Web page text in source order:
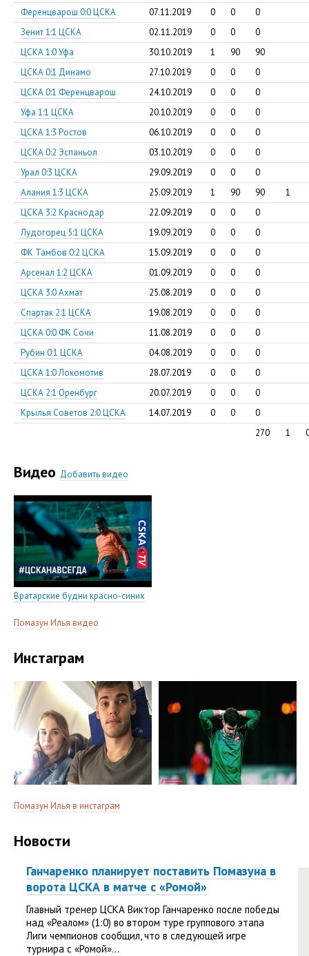
Ференцварош 0:0 ЦСКА
07.11.2019 0 0
0
Зенит 1:1 ЦСКА
02.11.2019 0 0
0
ЦСКА 1:0 Уфа
30.10.2019 1 90
90
ЦСКА 0:1 Динамо
27.10.2019 0 0
0
ЦСКА 0:1 Ференцварош
24.10.2019 0 0
0
Уфа 1:1 ЦСКА
20.10.2019 0 0
0
ЦСКА 1:3 Ростов
06.10.2019 0 0
0
ЦСКА 0:2 Эспаньол
03.10.2019 0 0
0
Урал 0:3 ЦСКА
29.09.2019 0 0
0
Алания 1:3 ЦСКА
25.09.2019 1 90 90
1
ЦСКА 3:2 Краснодар
22.09.2019 0 0
0
Лудогорец 5:1 ЦСКА
19.09.2019 0 0
0
ФК Тамбов 0:2 ЦСКА
15.09.2019 0 0
0
Арсенал 1:2 ЦСКА
01.09.2019 0 0
0
ЦСКА 3:0 Ахмат
25.08.2019 0 0
0
Спартак 2:1 ЦСКА
19.08.2019 0 0
0
ЦСКА 0:0 ФК Сочи
11.08.2019 0 0
0
Рубин 0:1 ЦСКА
04.08.2019 0 0
0
ЦСКА 1:0 Локомотив
28.07.2019 0 0
0
ЦСКА 2:1 Оренбург
20.07.2019 0 0
0
Крылья Советов 2:0 ЦСКА
14.07.2019 0 0
0
270
1
Видео Добавить видео
Вратарские будни красно-синих
Помазун Илья видео
Инстаграм
Помазун Илья в инстаграм
Новости
Ганчаренко планирует поставить Помазуна в
ворота ЦСКА в матче с «Ромой»
Главный тренер ЦСКА Виктор Ганчаренко после победы
над «Реалом» (1:0) во втором туре группового этапа
Лиги чемпионов сообщил, что в следующей игре
турнира с «Ромой»...